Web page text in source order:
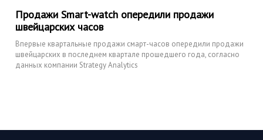
Продажи Smart-watch опередили продажи
швейцарских часов
Впервые квартальные продажи смарт-часов опередили продажи
швейцарских в последнем квартале прошедшего года, согласно
данных компании Strategy Analytics